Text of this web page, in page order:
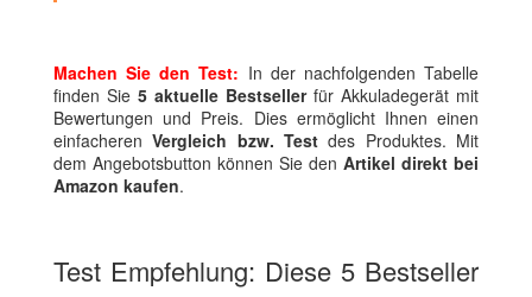
Machen Sie den Test: In der nachfolgenden Tabelle
finden Sie 5 aktuelle Bestsellerfür Akkuladegerät mit
Bewertungen und Preis. Dies ermöglicht Ihnen einen
einfacherenVergleich bzw. Test des Produktes. Mit
dem Angebotsbutton können Sie den Artikel direkt bei
Amazon kaufen.
Test Empfehlung: Diese 5 Bestseller